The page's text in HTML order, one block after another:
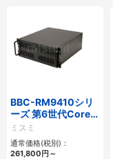
BBC-RM9410シリ
ーズ 第6世代Core対
応ラックマウント
FAPC 3PCI・3PCIe
ミスミ
通常価格(税別)：
261,800円～